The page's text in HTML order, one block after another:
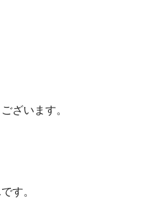
ざいます。
す。